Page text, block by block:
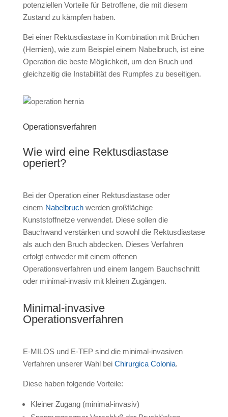
potenziellen Vorteile für Betroffene, die mit diesem
Zustand zu kämpfen haben.
Bei einer Rektusdiastase in Kombination mit Brüchen
(Hernien), wie zum Beispiel einem Nabelbruch, ist eine
Operation die beste Möglichkeit, um den Bruch und
gleichzeitig die Instabilität des Rumpfes zu beseitigen.
Operationsverfahren
Wie wird eine Rektusdiastase
operiert?
Bei der Operation einer Rektusdiastase oder
einem Nabelbruchwerden großflächige
Kunststoffnetze verwendet. Diese sollen die
Bauchwand verstärken und sowohl die Rektusdiastase
als auch den Bruch abdecken. Dieses Verfahren
erfolgt entweder mit einem offenen
Operationsverfahren und einem langem Bauchschnitt
oder minimal-invasiv mit kleinen Zugängen.
Minimal-invasive
Operationsverfahren
E-MILOS und E-TEP sind die minimal-invasiven
Verfahren unserer Wahl bei Chirurgica Colonia.
Diese haben folgende Vorteile:
Kleiner Zugang (minimal-invasiv)